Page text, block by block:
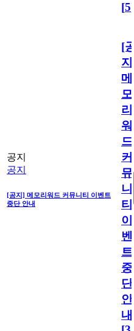
[5]
공지
공지
[공지] 메모리워드 커뮤니티 이벤트
중단 안내
[공
지]
메
모
리
워
드
커
뮤
니
티
이
벤
트
중
단
안
내